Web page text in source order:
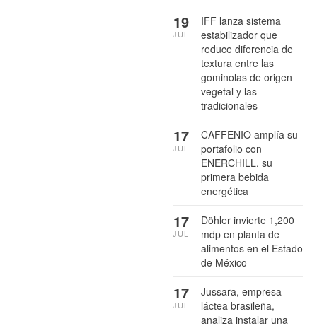
IFF lanza sistema
estabilizador que
reduce diferencia de
textura entre las
gominolas de origen
vegetal y las
tradicionales
19
JUL
CAFFENIO amplía su
portafolio con
ENERCHILL, su
primera bebida
energética
17
JUL
Döhler invierte 1,200
mdp en planta de
alimentos en el Estado
de México
17
JUL
Jussara, empresa
láctea brasileña,
analiza instalar una
17
JUL